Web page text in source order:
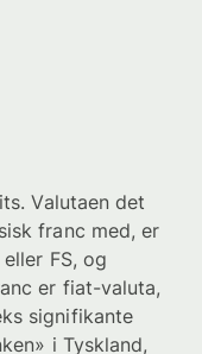
Valutaen det
franc med, er
FS, og
er fiat-valuta,
signifikante
i Tyskland,